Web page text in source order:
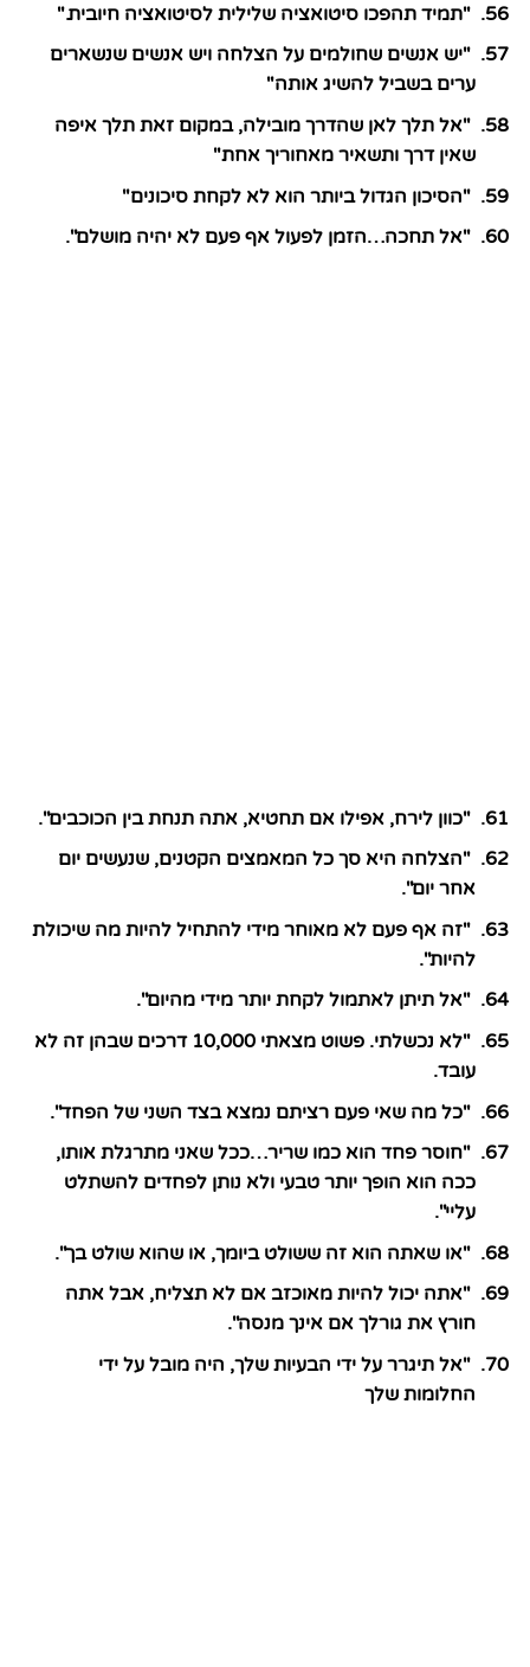
"תמיד תהפכו סיטואציה שלילית לסיטואציה חיובית."
"יש אנשים שחולמים על הצלחה ויש אנשים שנשארים
ערים בשביל להשיג אותה"
"אל תלך לאן שהדרך מובילה, במקום זאת תלך איפה
שאין דרך ותשאיר מאחוריך אחת"
"הסיכון הגדול ביותר הוא לא לקחת סיכונים"
"אל תחכה…הזמן לפעול אף פעם לא יהיה מושלם".
"כוון לירח, אפילו אם תחטיא, אתה תנחת בין הכוכבים".
"הצלחה היא סך כל המאמצים הקטנים, שנעשים יום
אחר יום".
"זה אף פעם לא מאוחר מידי להתחיל להיות מה שיכולת
להיות".
"אל תיתן לאתמול לקחת יותר מידי מהיום".
"לא נכשלתי. פשוט מצאתי 10,000 דרכים שבהן זה לא
עובד.
"כל מה שאי פעם רציתם נמצא בצד השני של הפחד".
"חוסר פחד הוא כמו שריר…ככל שאני מתרגלת אותו,
ככה הוא הופך יותר טבעי ולא נותן לפחדים להשתלט
עליי".
"או שאתה הוא זה ששולט ביומך, או שהוא שולט בך".
"אתה יכול להיות מאוכזב אם לא תצליח, אבל אתה
חורץ את גורלך אם אינך מנסה".
"אל תיגרר על ידי הבעיות שלך, היה מובל על ידי
החלומות שלך